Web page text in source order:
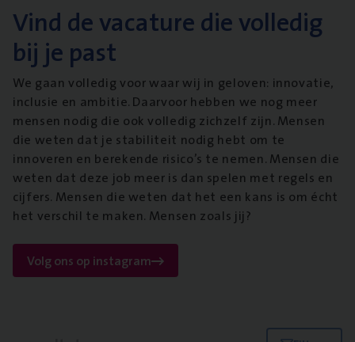
Vind de vacature die volledig
bij je past
We gaan volledig voor waar wij in geloven: innovatie,
inclusie en ambitie. Daarvoor hebben we nog meer
mensen nodig die ook volledig zichzelf zijn. Mensen
die weten dat je stabiliteit nodig hebt om te
innoveren en berekende risico’s te nemen. Mensen die
weten dat deze job meer is dan spelen met regels en
cijfers. Mensen die weten dat het een kans is om écht
het verschil te maken. Mensen zoals jij?
Volg ons op instagram